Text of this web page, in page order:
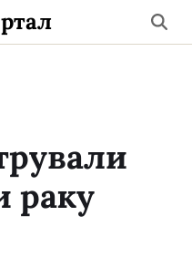
раку